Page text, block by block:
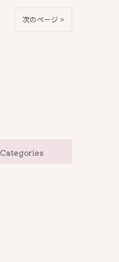
次のページ >
Categories